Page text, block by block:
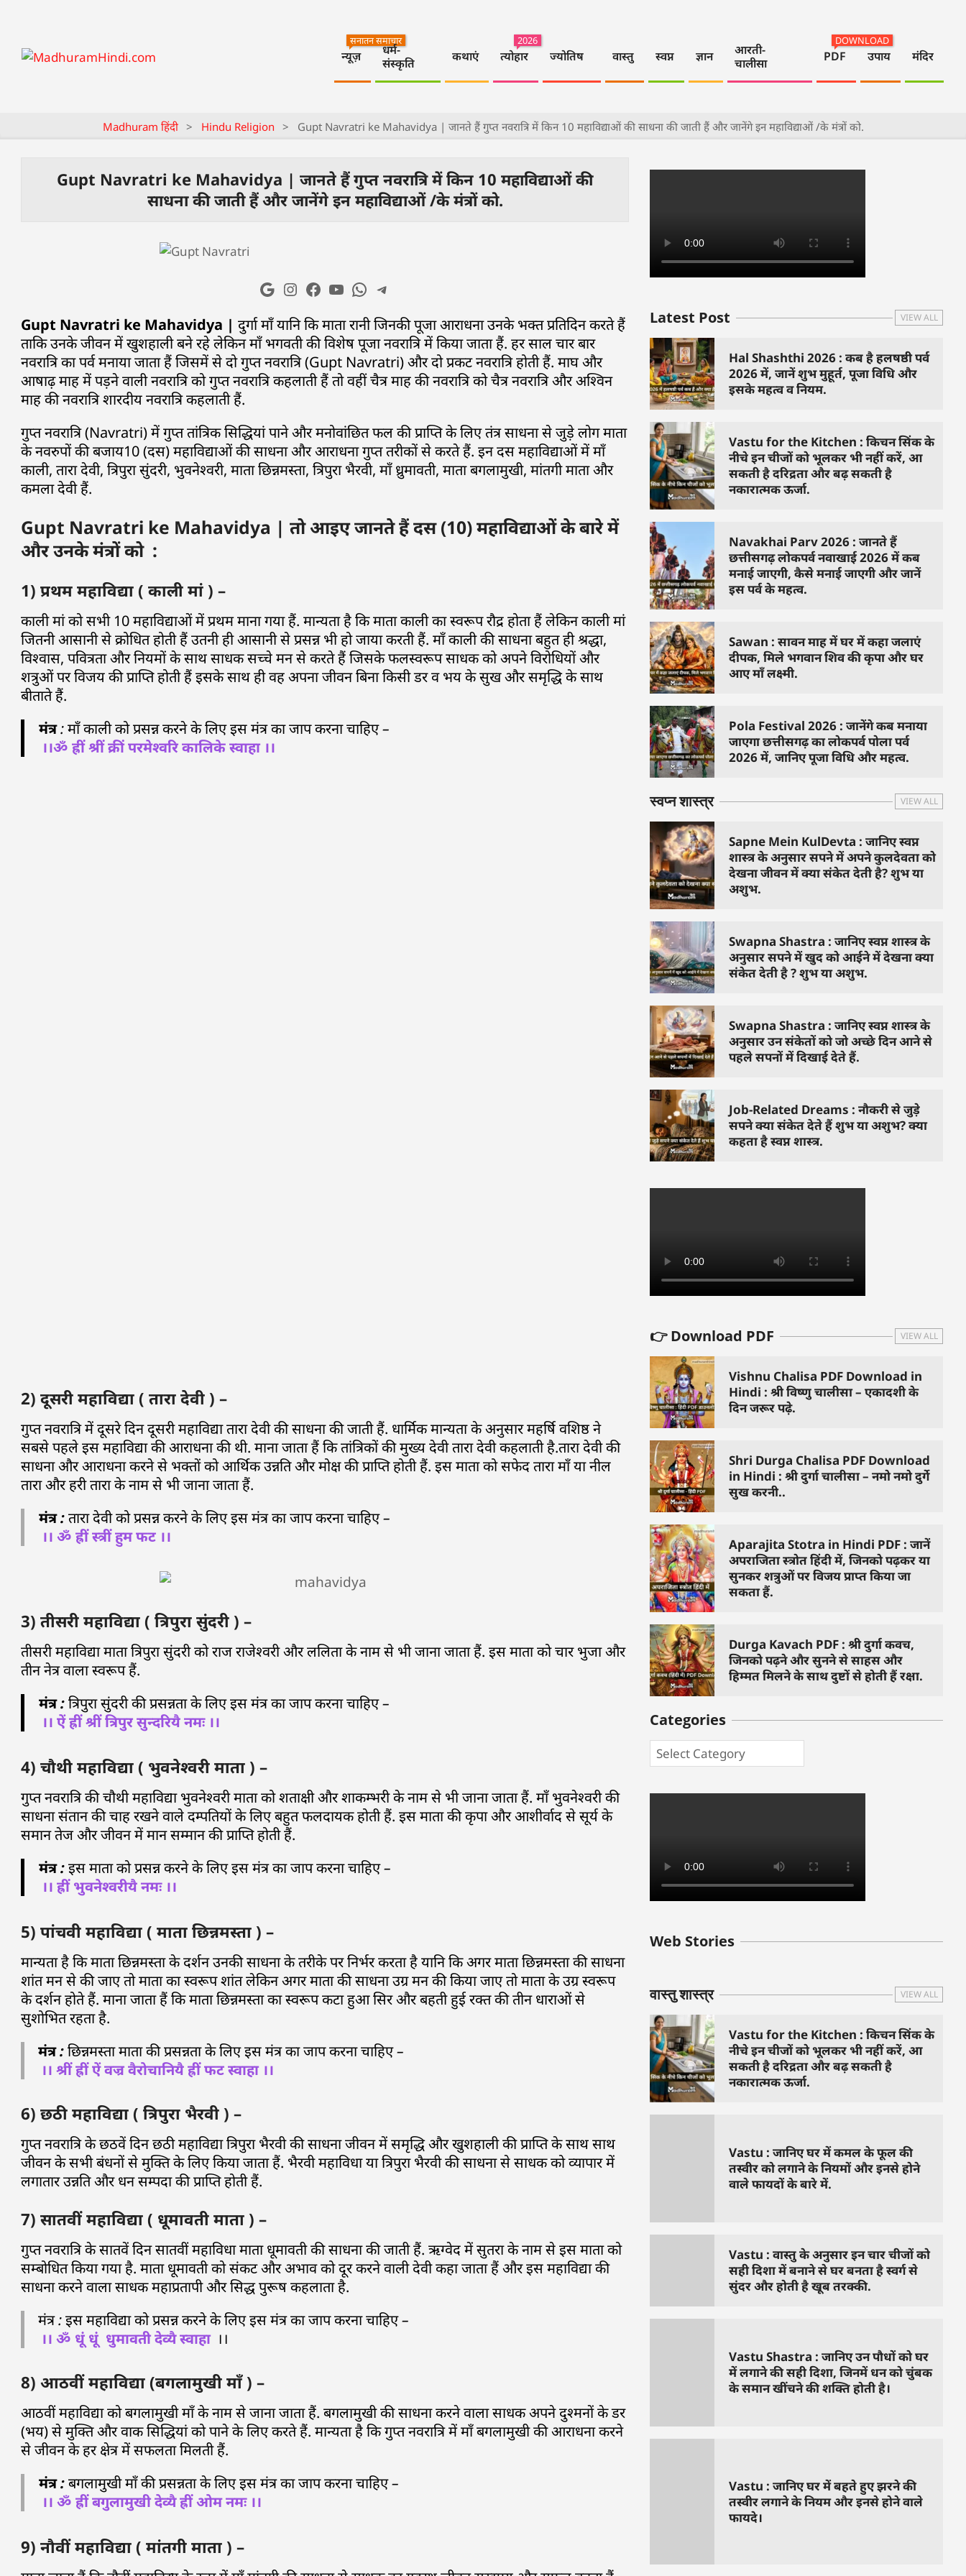
न्यूज़
सनातन समाचार
धर्म-
संस्कृति
कथाएं त्योहार
2026
ज्योतिष वास्तु स्वप्न ज्ञान
आरती-
चालीसा
PDF
DOWNLOAD
उपाय मंदिर
Madhuram हिंदी > Hindu Religion > Gupt Navratri ke Mahavidya | जानते हैं गुप्त नवरात्रि में किन 10 महाविद्याओं की साधना की जाती हैं और जानेंगे इन महाविद्याओं /के मंत्रों को.
Gupt Navratri ke Mahavidya | जानते हैं गुप्त नवरात्रि में किन 10 महाविद्याओं की
साधना की जाती हैं और जानेंगे इन महाविद्याओं /के मंत्रों को.
Gupt Navratri ke Mahavidya | दुर्गा माँ यानि कि माता रानी जिनकी पूजा आराधना उनके भक्त प्रतिदिन करते हैं
ताकि उनके जीवन में खुशहाली बने रहे लेकिन माँ भगवती की विशेष पूजा नवरात्रि में किया जाता हैं. हर साल चार बार
नवरात्रि का पर्व मनाया जाता हैं जिसमें से दो गुप्त नवरात्रि (Gupt Navratri) और दो प्रकट नवरात्रि होती हैं. माघ और
आषाढ़ माह में पड़ने वाली नवरात्रि को गुप्त नवरात्रि कहलाती हैं तो वहीं चैत्र माह की नवरात्रि को चैत्र नवरात्रि और अश्विन
माह की नवरात्रि शारदीय नवरात्रि कहलाती हैं.
गुप्त नवरात्रि (Navratri) में गुप्त तांत्रिक सिद्धियां पाने और मनोवांछित फल की प्राप्ति के लिए तंत्र साधना से जुड़े लोग माता
के नवरुपों की बजाय10 (दस) महाविद्याओं की साधना और आराधना गुप्त तरीकों से करते हैं. इन दस महाविद्याओं में माँ
काली, तारा देवी, त्रिपुरा सुंदरी, भुवनेश्वरी, माता छिन्नमस्ता, त्रिपुरा भैरवी, माँ ध्रुमावती, माता बगलामुखी, मांतगी माता और
कमला देवी हैं.
Gupt Navratri ke Mahavidya | तो आइए जानते हैं दस (10) महाविद्याओं के बारे में
और उनके मंत्रों को :
1) प्रथम महाविद्या ( काली मां ) –
काली मां को सभी 10 महाविद्याओं में प्रथम माना गया हैं. मान्यता है कि माता काली का स्वरूप रौद्र होता हैं लेकिन काली मां
जितनी आसानी से क्रोधित होती हैं उतनी ही आसानी से प्रसन्न भी हो जाया करती हैं. माँ काली की साधना बहुत ही श्रद्धा,
विश्वास, पवित्रता और नियमों के साथ साधक सच्चे मन से करते हैं जिसके फलस्वरूप साधक को अपने विरोधियों और
शत्रुओं पर विजय की प्राप्ति होती हैं इसके साथ ही वह अपना जीवन बिना किसी डर व भय के सुख और समृद्धि के साथ
बीताते हैं.
मंत्र: माँ काली को प्रसन्न करने के लिए इस मंत्र का जाप करना चाहिए –
।।ॐ ह्रीं श्रीं क्रीं परमेश्वरि कालिके स्वाहा ।।
2) दूसरी महाविद्या ( तारा देवी ) –
गुप्त नवरात्रि में दूसरे दिन दूसरी महाविद्या तारा देवी की साधना की जाती हैं. धार्मिक मान्यता के अनुसार महर्षि वशिष्ठ ने
सबसे पहले इस महाविद्या की आराधना की थी. माना जाता हैं कि तांत्रिकों की मुख्य देवी तारा देवी कहलाती है.तारा देवी की
साधना और आराधना करने से भक्तों को आर्थिक उन्नति और मोक्ष की प्राप्ति होती हैं. इस माता को सफेद तारा माँ या नील
तारा और हरी तारा के नाम से भी जाना जाता हैं.
मंत्र :तारा देवी को प्रसन्न करने के लिए इस मंत्र का जाप करना चाहिए –
।। ॐ ह्रीं स्त्रीं हुम फट ।।
3) तीसरी महाविद्या ( त्रिपुरा सुंदरी ) –
तीसरी महाविद्या माता त्रिपुरा सुंदरी को राज राजेश्वरी और ललिता के नाम से भी जाना जाता हैं. इस माता को चार भुजा और
तीन नेत्र वाला स्वरूप हैं.
मंत्र :त्रिपुरा सुंदरी की प्रसन्नता के लिए इस मंत्र का जाप करना चाहिए –
।। ऐं ह्रीं श्रीं त्रिपुर सुन्दरियै नमः ।।
4) चौथी महाविद्या ( भुवनेश्वरी माता ) –
गुप्त नवरात्रि की चौथी महाविद्या भुवनेश्वरी माता को शताक्षी और शाकम्भरी के नाम से भी जाना जाता हैं. माँ भुवनेश्वरी की
साधना संतान की चाह रखने वाले दम्पतियों के लिए बहुत फलदायक होती हैं. इस माता की कृपा और आशीर्वाद से सूर्य के
समान तेज और जीवन में मान सम्मान की प्राप्ति होती हैं.
मंत्र :इस माता को प्रसन्न करने के लिए इस मंत्र का जाप करना चाहिए –
।। ह्रीं भुवनेश्वरीयै नमः ।।
5) पांचवी महाविद्या ( माता छिन्नमस्ता ) –
मान्यता है कि माता छिन्नमस्ता के दर्शन उनकी साधना के तरीके पर निर्भर करता है यानि कि अगर माता छिन्नमस्ता की साधना
शांत मन से की जाए तो माता का स्वरूप शांत लेकिन अगर माता की साधना उग्र मन की किया जाए तो माता के उग्र स्वरूप
के दर्शन होते हैं. माना जाता हैं कि माता छिन्नमस्ता का स्वरूप कटा हुआ सिर और बहती हुई रक्त की तीन धाराओं से
सुशोभित रहता है.
मंत्र :छिन्नमस्ता माता की प्रसन्नता के लिए इस मंत्र का जाप करना चाहिए –
।। श्रीं ह्रीं ऐं वज्र वैरोचानियै ह्रीं फट स्वाहा ।।
6) छठी महाविद्या ( त्रिपुरा भैरवी ) –
गुप्त नवरात्रि के छठवें दिन छठी महाविद्या त्रिपुरा भैरवी की साधना जीवन में समृद्धि और खुशहाली की प्राप्ति के साथ साथ
जीवन के सभी बंधनों से मुक्ति के लिए किया जाता हैं. भैरवी महाविधा या त्रिपुरा भैरवी की साधना से साधक को व्यापार में
लगातार उन्नति और धन सम्पदा की प्राप्ति होती हैं.
7) सातवीं महाविद्या ( धूमावती माता ) –
गुप्त नवरात्रि के सातवें दिन सातवीं महाविधा माता धूमावती की साधना की जाती हैं. ऋग्वेद में सुतरा के नाम से इस माता को
सम्बोधित किया गया है. माता धूमावती को संकट और अभाव को दूर करने वाली देवी कहा जाता हैं और इस महाविद्या की
साधना करने वाला साधक महाप्रतापी और सिद्ध पुरूष कहलाता है.
मंत्र : इस महाविद्या को प्रसन्न करने के लिए इस मंत्र का जाप करना चाहिए –
।। ॐ धूं धूं धुमावती देव्यै स्वाहा ।।
8) आठवीं महाविद्या (बगलामुखी माँ ) –
आठवीं महाविद्या को बगलामुखी माँ के नाम से जाना जाता हैं. बगलामुखी की साधना करने वाला साधक अपने दुश्मनों के डर
(भय) से मुक्ति और वाक सिद्धियां को पाने के लिए करते हैं. मान्यता है कि गुप्त नवरात्रि में माँ बगलामुखी की आराधना करने
से जीवन के हर क्षेत्र में सफलता मिलती हैं.
मंत्र :बगलामुखी माँ की प्रसन्नता के लिए इस मंत्र का जाप करना चाहिए –
।। ॐ ह्रीं बगुलामुखी देव्यै ह्रीं ओम नमः ।।
9) नौवीं महाविद्या ( मांतगी माता ) –
Latest Post VIEW ALL
Hal Shashthi 2026 : कब है हलषष्ठी पर्व
2026 में, जानें शुभ मुहूर्त, पूजा विधि और
इसके महत्व व नियम.
Vastu for the Kitchen : किचन सिंक के
नीचे इन चीजों को भूलकर भी नहीं करें, आ
सकती है दरिद्रता और बढ़ सकती है
नकारात्मक ऊर्जा.
Navakhai Parv 2026 : जानते हैं
छत्तीसगढ़ लोकपर्व नवाखाई 2026 में कब
मनाई जाएगी, कैसे मनाई जाएगी और जानें
इस पर्व के महत्व.
Sawan : सावन माह में घर में कहा जलाएं
दीपक, मिले भगवान शिव की कृपा और घर
आए माँ लक्ष्मी.
Pola Festival 2026 : जानेंगे कब मनाया
जाएगा छत्तीसगढ़ का लोकपर्व पोला पर्व
2026 में, जानिए पूजा विधि और महत्व.
स्वप्न शास्त्र VIEW ALL
Sapne Mein KulDevta : जानिए स्वप्न
शास्त्र के अनुसार सपने में अपने कुलदेवता को
देखना जीवन में क्या संकेत देती है? शुभ या
अशुभ.
Swapna Shastra : जानिए स्वप्न शास्त्र के
अनुसार सपने में खुद को आईने में देखना क्या
संकेत देती है ? शुभ या अशुभ.
Swapna Shastra : जानिए स्वप्न शास्त्र के
अनुसार उन संकेतों को जो अच्छे दिन आने से
पहले सपनों में दिखाई देते हैं.
Job-Related Dreams : नौकरी से जुड़े
सपने क्या संकेत देते हैं शुभ या अशुभ? क्या
कहता है स्वप्न शास्त्र.
👉 Download PDF VIEW ALL
Vishnu Chalisa PDF Download in
Hindi : श्री विष्णु चालीसा – एकादशी के
दिन जरूर पढ़े.
Shri Durga Chalisa PDF Download
in Hindi : श्री दुर्गा चालीसा – नमो नमो दुर्गे
सुख करनी..
Aparajita Stotra in Hindi PDF : जानें
अपराजिता स्त्रोत हिंदी में, जिनको पढ़कर या
सुनकर शत्रुओं पर विजय प्राप्त किया जा
सकता हैं.
Durga Kavach PDF : श्री दुर्गा कवच,
जिनको पढ़ने और सुनने से साहस और
हिम्मत मिलने के साथ दुष्टों से होती हैं रक्षा.
Categories
Web Stories
बुधवार के उपाय :
जिनसे हो गणेश जी
वास्तु शास्त्र VIEW ALL
Vastu for the Kitchen : किचन सिंक के
नीचे इन चीजों को भूलकर भी नहीं करें, आ
सकती है दरिद्रता और बढ़ सकती है
नकारात्मक ऊर्जा.
Vastu : जानिए घर में कमल के फूल की
तस्वीर को लगाने के नियमों और इनसे होने
वाले फायदों के बारे में.
Vastu : वास्तु के अनुसार इन चार चीजों को
सही दिशा में बनाने से घर बनता है स्वर्ग से
सुंदर और होती है खूब तरक्की.
Vastu Shastra : जानिए उन पौधों को घर
में लगाने की सही दिशा, जिनमें धन को चुंबक
के समान खींचने की शक्ति होती है।
Vastu : जानिए घर में बहते हुए झरने की
तस्वीर लगाने के नियम और इनसे होने वाले
फायदे।